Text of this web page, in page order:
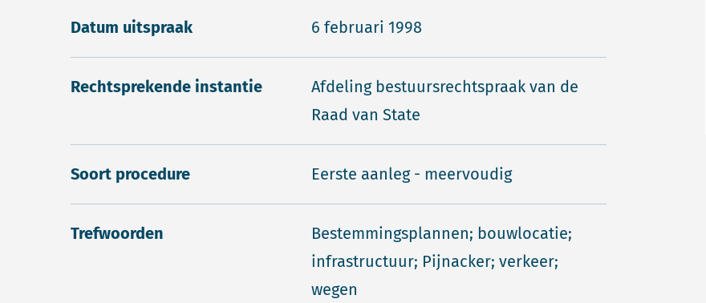
Datum uitspraak 6 februari 1998
Rechtsprekende instantie
Afdeling bestuursrechtspraak van de
Raad van State
Soort procedure Eerste aanleg - meervoudig
Trefwoorden
Bestemmingsplannen; bouwlocatie;
infrastructuur; Pijnacker; verkeer;
wegen